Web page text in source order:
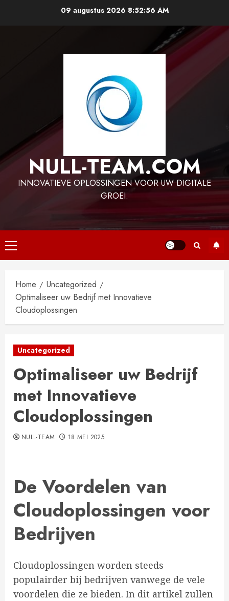
09 augustus 2026 8:52:57 AM
NULL-TEAM.COM
INNOVATIEVE OPLOSSINGEN VOOR UW DIGITALE
GROEI.
Primair
menu
Home
Uncategorized
Optimaliseer uw Bedrijf met Innovatieve
Cloudoplossingen
Uncategorized
Optimaliseer uw Bedrijf
met Innovatieve
Cloudoplossingen
NULL-TEAM 18 MEI 2025
De Voordelen van
Cloudoplossingen voor
Bedrijven
Cloudoplossingen worden steeds
populairder bij bedrijven vanwege de vele
voordelen die ze bieden. In dit artikel zullen